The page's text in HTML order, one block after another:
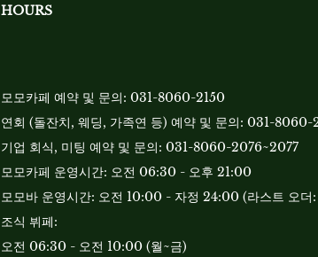
HOURS
모모카페 예약 및 문의: 031-8060-2150
연회 (돌잔치, 웨딩, 가족연 등) 예약 및 문의: 031-8060-
기업 회식, 미팅 예약 및 문의: 031-8060-2076~2077
모모카페 운영시간: 오전 06:30 - 오후 21:00
모모바 운영시간: 오전 10:00 - 자정 24:00 (라스트 오
조식 뷔페:
오전 06:30 - 오전 10:00 (월~금)